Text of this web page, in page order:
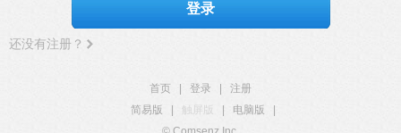
登录
还没有注册？
首页 登录
注册
简易版
触屏版 电脑版